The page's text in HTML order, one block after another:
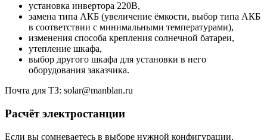
установка инвертора 220В,
замена типа АКБ (увеличение ёмкости, выбор типа АКБ
в соответствии с минимальными температурами),
изменения способа крепления солнечной батареи,
утепление шкафа,
выбор другого шкафа для установки в него
оборудования заказчика.
Почта для ТЗ: solar@manblan.ru
Расчёт электростанции
Если вы сомневаетесь в выборе нужной конфигурации,